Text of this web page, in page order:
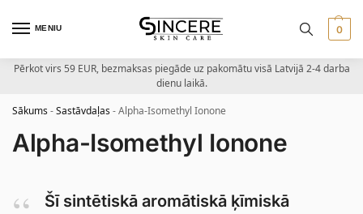
MENIU 0
Pērkot virs 59 EUR, bezmaksas piegāde uz pakomātu visā Latvijā 2-4 darba
dienu laikā.
Sākums-Sastāvdaļas-Alpha-Isomethyl Ionone
Alpha-Isomethyl Ionone
Šī sintētiskā aromātiskā ķīmiskā